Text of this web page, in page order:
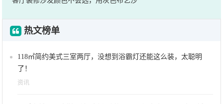
热文榜单
118㎡简约美式三室两厅，没想到浴霸灯还能这么装，太聪明
了！
资讯